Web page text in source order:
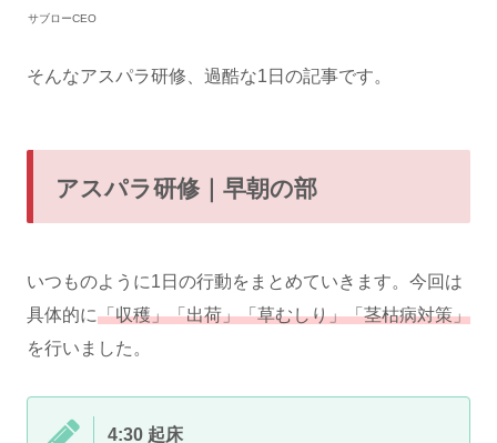
サブローCEO
そんなアスパラ研修、過酷な1日の記事です。
アスパラ研修｜早朝の部
いつものように1日の行動をまとめていきます。今回は
具体的に「収穫」「出荷」「草むしり」「茎枯病対策」
を行いました。
4:30 起床